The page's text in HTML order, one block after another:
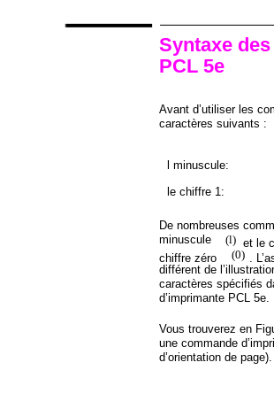
Syntaxe
PCL 5e
Avant d’utiliser les
caractères suivants :
De nombreuses
minuscule
(l) et le
chiffre zéro
(0) .
différent de
caractères spécifiés
d’imprimante PCL 5e.
Vous trouverez en
une commande
d’orientation de page).
l minuscule:
le chiffre 1: